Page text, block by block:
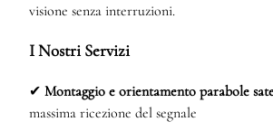
visione senza interruzioni.
I Nostri Servizi
✔ Montaggio e orientamento parabole
massima ricezione del segnale